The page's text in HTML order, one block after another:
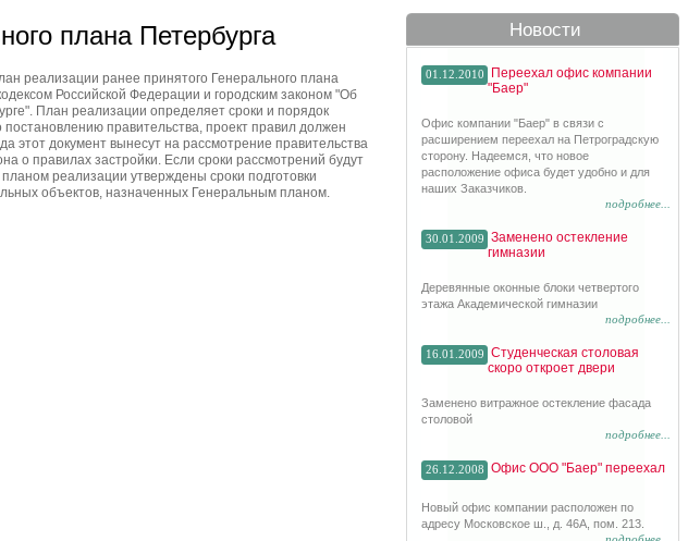
плана Петербурга
реализации ранее принятого Генерального плана
Российской Федерации и городским законом "Об
План реализации определяет сроки и порядок
правительства, проект правил должен
этот документ вынесут на рассмотрение правительства
о правилах застройки. Если сроки рассмотрений будут
реализации утверждены сроки подготовки
объектов, назначенных Генеральным планом.
Новости
01.12.2010
Переехал офис компании
"Баер"
Офис компании "Баер" в связи с
расширением переехал на Петроградскую
сторону. Надеемся, что новое
расположение офиса будет удобно и для
наших Заказчиков.
подробнее...
30.01.2009 Заменено остекление
гимназии
Деревянные оконные блоки четвертого
этажа Академической гимназии
подробнее...
16.01.2009 Студенческая столовая
скоро откроет двери
Заменено витражное остекление фасада
столовой
подробнее...
26.12.2008 Офис ООО "Баер" переехал
Новый офис компании расположен по
адресу Московское ш., д. 46А, пом. 213.